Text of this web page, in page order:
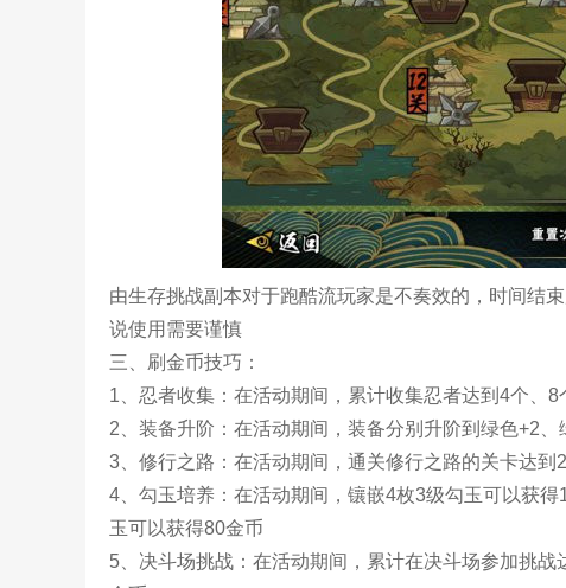
由生存挑战副本对于跑酷流玩家是不奏效的，时间结
说使用需要谨慎
三、刷金币技巧：
1、忍者收集：在活动期间，累计收集忍者达到4个、
2、装备升阶：在活动期间，装备分别升阶到绿色+2
3、修行之路：在活动期间，通关修行之路的关卡达
4、勾玉培养：在活动期间，镶嵌4枚3级勾玉可以获
玉可以获得80金币
5、决斗场挑战：在活动期间，累计在决斗场参加挑